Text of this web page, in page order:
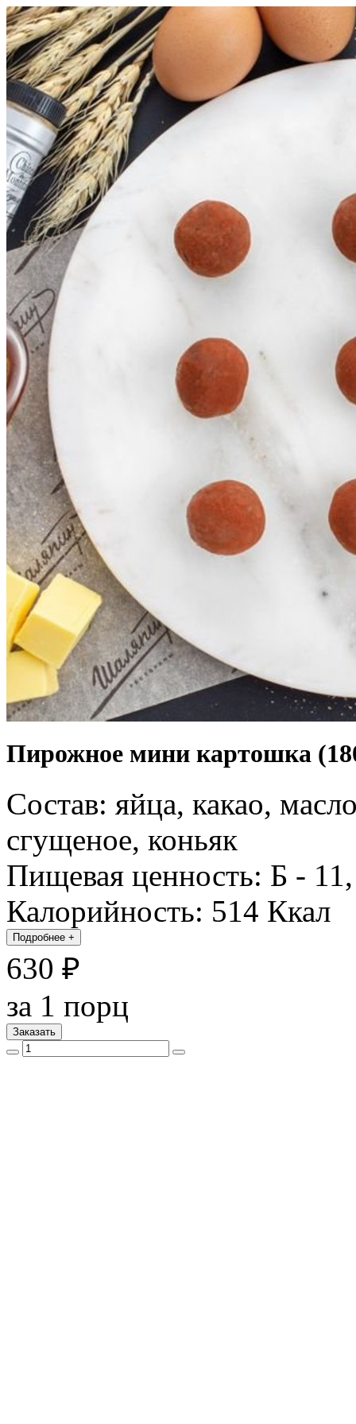
Пирожное мини картошка
Состав: яйца, какао,
сгущеное, коньяк
Пищевая ценность: Б -
Калорийность: 514 Ккал
Подробнее +
630 ₽
за 1 порц
Заказать